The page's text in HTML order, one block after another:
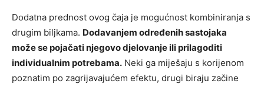
Dodatna prednost ovog čaja je mogućnost kombiniranja s
drugim biljkama. Dodavanjem određenih sastojaka
može se pojačati njegovo djelovanje ili prilagoditi
individualnim potrebama. Neki ga miješaju s korijenom
poznatim po zagrijavajućem efektu, drugi biraju začine